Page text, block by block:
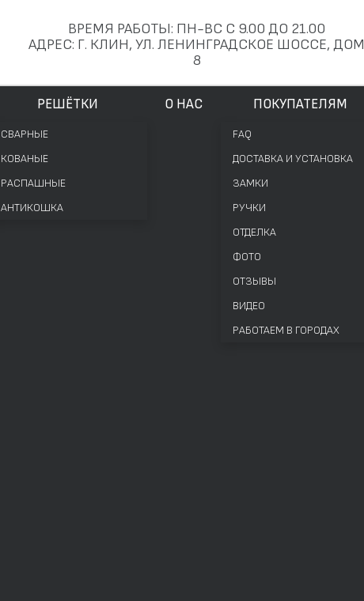
ВРЕМЯ РАБОТЫ: ПН-ВС С 9.00 ДО 21.00
АДРЕС: Г. КЛИН, УЛ. ЛЕНИНГРАДСКОЕ ШОССЕ, ДОМ
8
РЕШЁТКИ
СВАРНЫЕ
КОВАНЫЕ
РАСПАШНЫЕ
АНТИКОШКА
О НАС ПОКУПАТЕЛЯМ
FAQ
ДОСТАВКА И УСТАНОВКА
ЗАМКИ
РУЧКИ
ОТДЕЛКА
ФОТО
ОТЗЫВЫ
ВИДЕО
РАБОТАЕМ В ГОРОДАХ